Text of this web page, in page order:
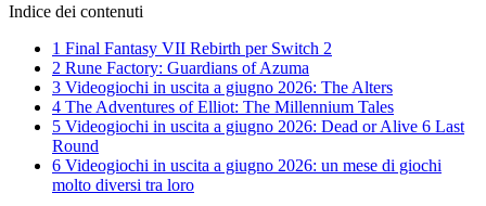
Indice dei contenuti
1 Final Fantasy VII Rebirth per Switch 2
2 Rune Factory: Guardians of Azuma
3 Videogiochi in uscita a giugno 2026: The Alters
4 The Adventures of Elliot: The Millennium Tales
5 Videogiochi in uscita a giugno 2026: Dead or Alive 6 Last
Round
6 Videogiochi in uscita a giugno 2026: un mese di giochi
molto diversi tra loro